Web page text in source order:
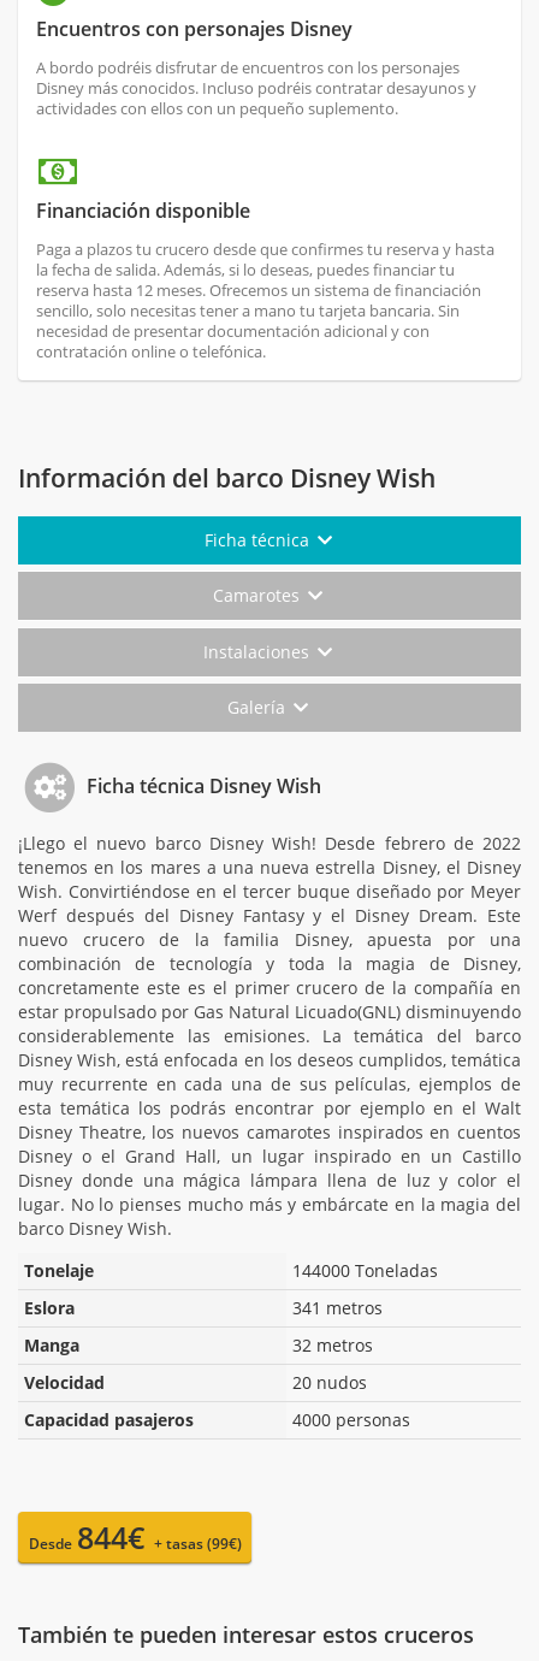
Encuentros con personajes Disney
A bordo podréis disfrutar de encuentros con los personajes
Disney más conocidos. Incluso podréis contratar desayunos y
actividades con ellos con un pequeño suplemento.
Financiación disponible
Paga a plazos tu crucero desde que confirmes tu reserva y hasta
la fecha de salida. Además, si lo deseas, puedes financiar tu
reserva hasta 12 meses. Ofrecemos un sistema de financiación
sencillo, solo necesitas tener a mano tu tarjeta bancaria. Sin
necesidad de presentar documentación adicional y con
contratación online o telefónica.
Información del barco Disney Wish
Ficha técnica
Camarotes
Instalaciones
Galería
Ficha técnica Disney Wish
¡Llego el nuevo barco Disney Wish! Desde febrero de 2022
tenemos en los mares a una nueva estrella Disney, el Disney
Wish. Convirtiéndose en el tercer buque diseñado por Meyer
Werf después del Disney Fantasy y el Disney Dream. Este
nuevo crucero de la familia Disney, apuesta por una
combinación de tecnología y toda la magia de Disney,
concretamente este es el primer crucero de la compañía en
estar propulsado por Gas Natural Licuado(GNL) disminuyendo
considerablemente las emisiones. La temática del barco
Disney Wish, está enfocada en los deseos cumplidos, temática
muy recurrente en cada una de sus películas, ejemplos de
esta temática los podrás encontrar por ejemplo en el Walt
Disney Theatre, los nuevos camarotes inspirados en cuentos
Disney o el Grand Hall, un lugar inspirado en un Castillo
Disney donde una mágica lámpara llena de luz y color el
lugar. No lo pienses mucho más y embárcate en la magia del
barco Disney Wish.
Tonelaje
144000 Toneladas
Eslora
341 metros
Manga
32 metros
Velocidad
20 nudos
Capacidad pasajeros
4000 personas
Desde 844€ + tasas (99€)
También te pueden interesar estos cruceros